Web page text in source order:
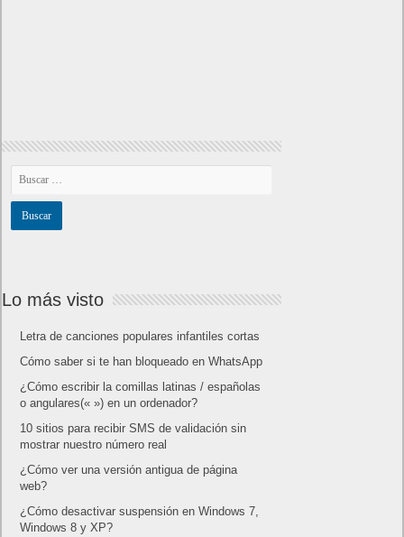
Lo más visto
Letra de canciones populares infantiles cortas
Cómo saber si te han bloqueado en WhatsApp
¿Cómo escribir la comillas latinas / españolas
o angulares(« ») en un ordenador?
10 sitios para recibir SMS de validación sin
mostrar nuestro número real
¿Cómo ver una versión antigua de página
web?
¿Cómo desactivar suspensión en Windows 7,
Windows 8 y XP?